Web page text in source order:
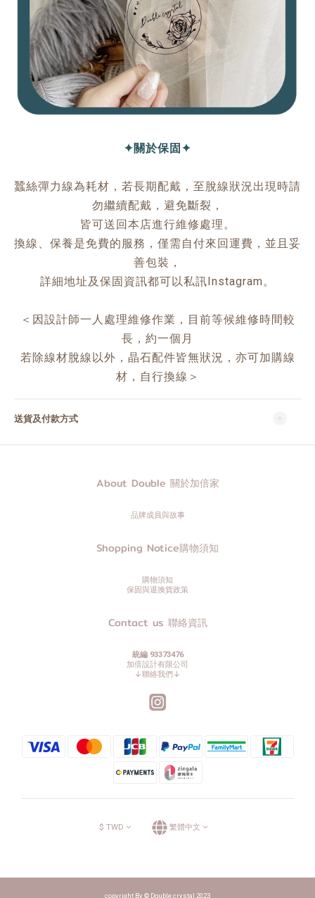
✦關於保固✦
蠶絲彈力線為耗材，若長期配戴，至脫線狀況出現時請
勿繼續配戴，避免斷裂，
皆可送回本店進行維修處理。
換線、保養是免費的服務，僅需自付來回運費，並且妥
善包裝，
詳細地址及保固資訊都可以私訊Instagram。
＜因設計師一人處理維修作業，目前等候維修時間較
長，約一個月
若除線材脫線以外，晶石配件皆無狀況，亦可加購線
材，自行換線＞
送貨及付款方式
About Double 關於加倍家
品牌成員與故事
Shopping Notice購物須知
購物須知
保固與退換貨政策
Contact us 聯絡資訊
統編 93373476
加倍設計有限公司
↓聯絡我們↓
$ TWD 繁體中文
copyright By © Double crystal 2023